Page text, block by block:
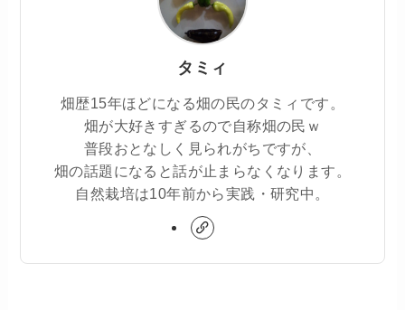
タミィ
畑歴15年ほどになる畑の民のタミィです。
畑が大好きすぎるので自称畑の民ｗ
普段おとなしく見られがちですが、
畑の話題になると話が止まらなくなります。
自然栽培は10年前から実践・研究中。